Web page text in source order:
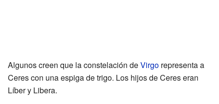
Algunos creen que la constelación deVirgo representa a
Ceres con una espiga de trigo. Los hijos de Ceres eran
Líber y Libera.